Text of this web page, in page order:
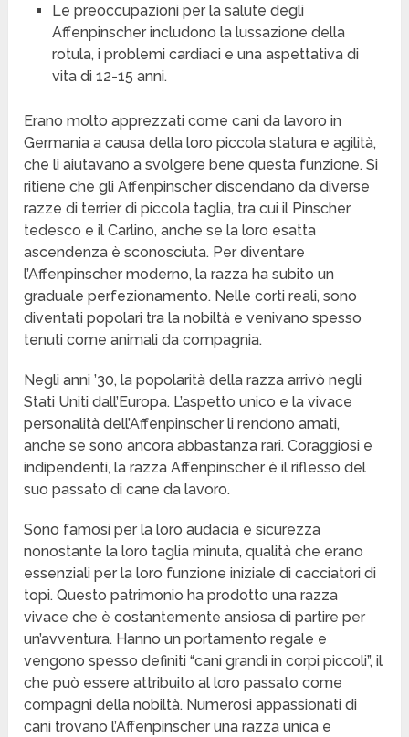
Le preoccupazioni per la salute degli
Affenpinscher includono la lussazione della
rotula, i problemi cardiaci e una aspettativa di
vita di 12-15 anni.
Erano molto apprezzati come cani da lavoro in
Germania a causa della loro piccola statura e agilità,
che li aiutavano a svolgere bene questa funzione. Si
ritiene che gli Affenpinscher discendano da diverse
razze di terrier di piccola taglia, tra cui il Pinscher
tedesco e il Carlino, anche se la loro esatta
ascendenza è sconosciuta. Per diventare
l’Affenpinscher moderno, la razza ha subito un
graduale perfezionamento. Nelle corti reali, sono
diventati popolari tra la nobiltà e venivano spesso
tenuti come animali da compagnia.
Negli anni ’30, la popolarità della razza arrivò negli
Stati Uniti dall’Europa. L’aspetto unico e la vivace
personalità dell’Affenpinscher li rendono amati,
anche se sono ancora abbastanza rari. Coraggiosi e
indipendenti, la razza Affenpinscher è il riflesso del
suo passato di cane da lavoro.
Sono famosi per la loro audacia e sicurezza
nonostante la loro taglia minuta, qualità che erano
essenziali per la loro funzione iniziale di cacciatori di
topi. Questo patrimonio ha prodotto una razza
vivace che è costantemente ansiosa di partire per
un’avventura. Hanno un portamento regale e
vengono spesso definiti “cani grandi in corpi piccoli”, il
che può essere attribuito al loro passato come
compagni della nobiltà. Numerosi appassionati di
cani trovano l’Affenpinscher una razza unica e